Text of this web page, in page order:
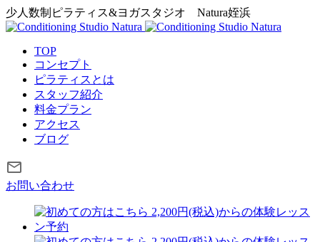
少人数制ピラティス&ヨガスタジオ Natura姪浜
TOP
コンセプト
ピラティスとは
スタッフ紹介
料金プラン
アクセス
ブログ
お問い合わせ